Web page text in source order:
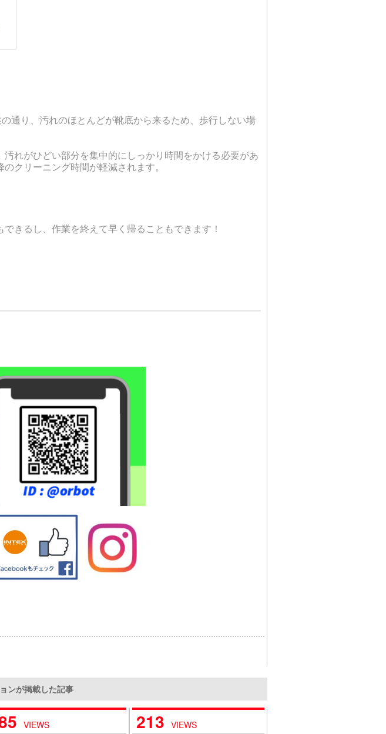
通り、汚れのほとんどが靴底から来るため、歩行しない場
れがひどい部分を集中的にしっかり時間をかける必要があ
クリーニング時間が軽減されます。
きるし、作業を終えて早く帰ることもできます！
ンが掲載した記事
VIEWS
213 VIEWS